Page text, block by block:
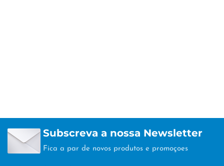
Subscreva a nossa Newsletter
Fica a par de novos produtos e promoçoes